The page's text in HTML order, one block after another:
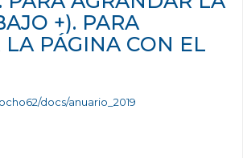
+). PARA
LA PÁGINA CON EL
docs/anuario_2019